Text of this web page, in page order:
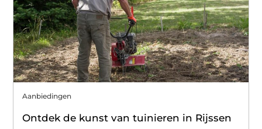
Aanbiedingen
Ontdek de kunst van tuinieren in Rijssen